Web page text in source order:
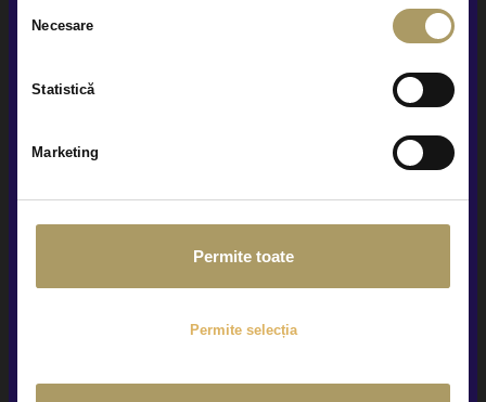
Necesare
Statistică
Marketing
Permite toate
Permite selecția
Hybrid Plug-In (benz)
107.430Km 2021